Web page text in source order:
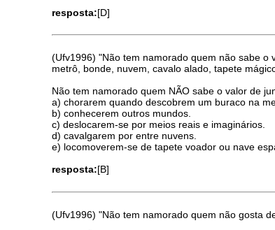
resposta:[D]
(Ufv1996) "Não tem namorado quem não sabe
metrô, bonde, nuvem, cavalo alado, tapete
Não tem namorado quem NÃO sabe o valor de
a) chorarem quando descobrem um buraco na
b) conhecerem outros mundos.
c) deslocarem-se por meios reais e imaginários.
d) cavalgarem por entre nuvens.
e) locomoverem-se de tapete voador ou nave
resposta:[B]
(Ufv1996) "Não tem namorado quem não gosta